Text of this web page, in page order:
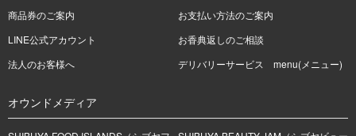
商品券のご案内
お支払い方法のご案内
LINE公式アカウント
お香典返しのご相談
法人のお客様へ
デリバリーサービス menu(メニュー)
オウンドメディア